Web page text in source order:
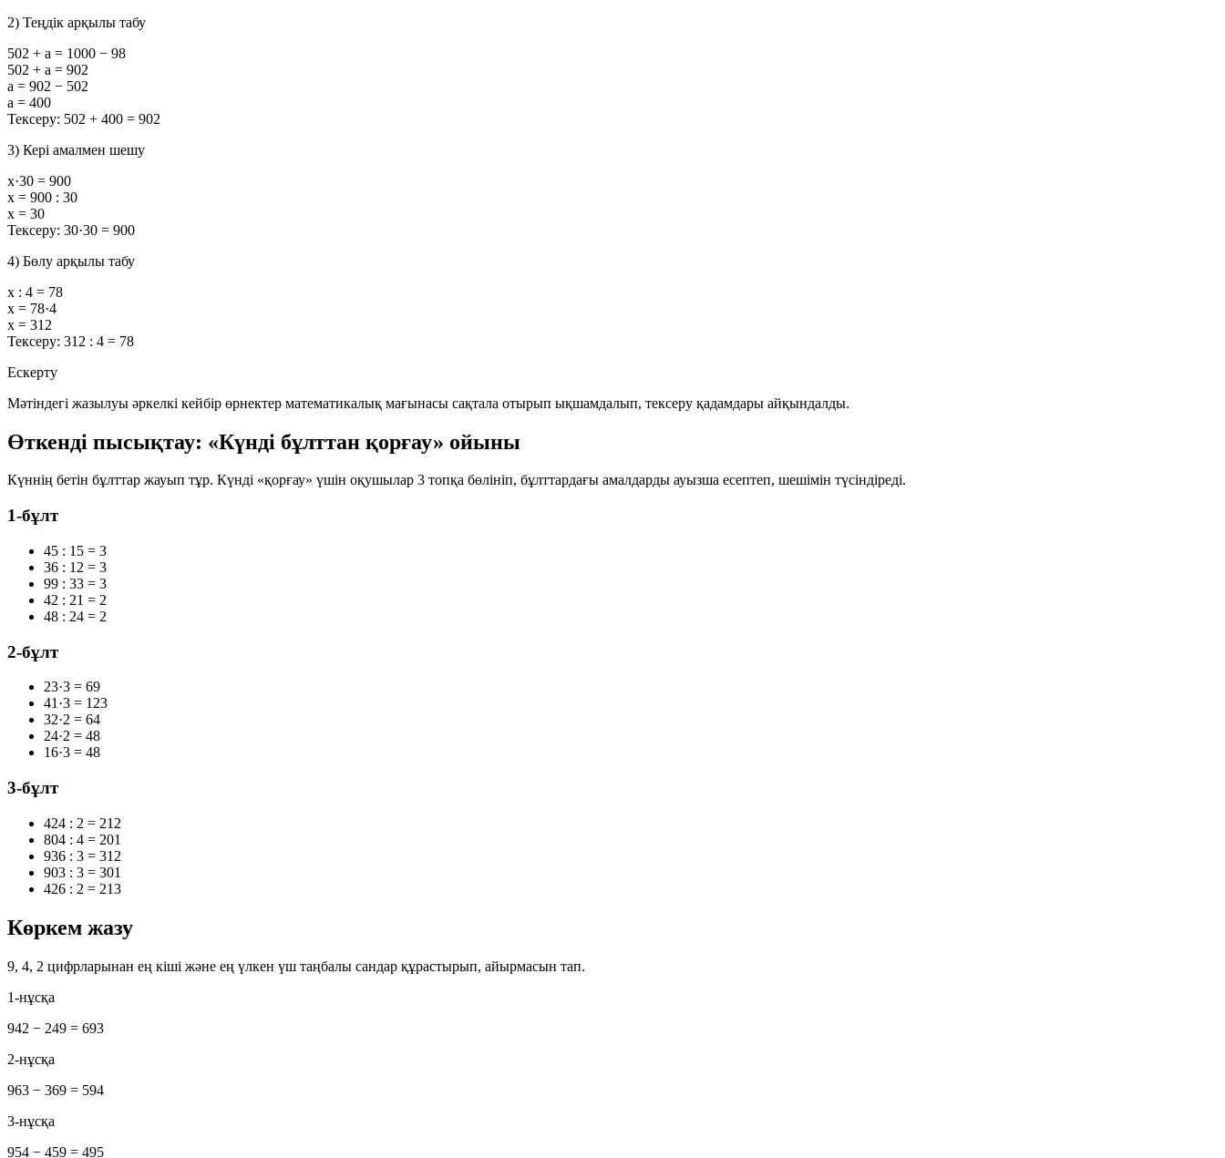
2) Теңдік арқылы табу
502 + a = 1000 − 98
502 + a = 902
a = 902 − 502
a = 400
Тексеру: 502 + 400 = 902
3) Кері амалмен шешу
x·30 = 900
x = 900 : 30
x = 30
Тексеру: 30·30 = 900
4) Бөлу арқылы табу
x : 4 = 78
x = 78·4
x = 312
Тексеру: 312 : 4 = 78
Ескерту
Мәтіндегі жазылуы әркелкі кейбір өрнектер математикалық мағынасы сақтала отырып ықшамдалып, тексеру қадамдары айқындалды.
Өткенді пысықтау: «Күнді бұлттан қорғау» ойыны
Күннің бетін бұлттар жауып тұр. Күнді «қорғау» үшін оқушылар 3 топқа бөлініп, бұлттардағы амалдарды ауызша есептеп, шешімін түсіндіреді.
1-бұлт
45 : 15 = 3
36 : 12 = 3
99 : 33 = 3
42 : 21 = 2
48 : 24 = 2
2-бұлт
23·3 = 69
41·3 = 123
32·2 = 64
24·2 = 48
16·3 = 48
3-бұлт
424 : 2 = 212
804 : 4 = 201
936 : 3 = 312
903 : 3 = 301
426 : 2 = 213
Көркем жазу
9, 4, 2 цифрларынан ең кіші және ең үлкен үш таңбалы сандар құрастырып, айырмасын тап.
1-нұсқа
942 − 249 = 693
2-нұсқа
963 − 369 = 594
3-нұсқа
954 − 459 = 495